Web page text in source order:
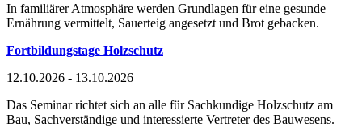
In familiärer Atmosphäre werden Grundlagen für eine gesunde
Ernährung vermittelt, Sauerteig angesetzt und Brot gebacken.
Fortbildungstage Holzschutz
12.10.2026 - 13.10.2026
Das Seminar richtet sich an alle für Sachkundige Holzschutz am
Bau, Sachverständige und interessierte Vertreter des Bauwesens.